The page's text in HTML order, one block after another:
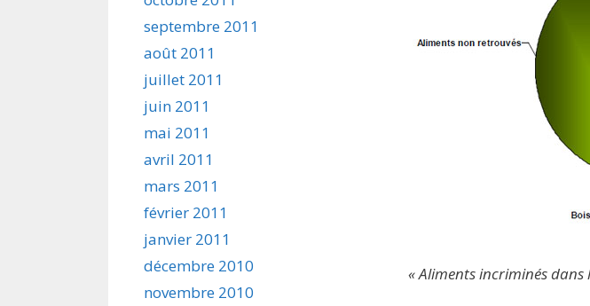
« Aliments incriminés dans
septembre 2011
août 2011
juillet 2011
juin 2011
mai 2011
avril 2011
mars 2011
février 2011
janvier 2011
décembre 2010
novembre 2010